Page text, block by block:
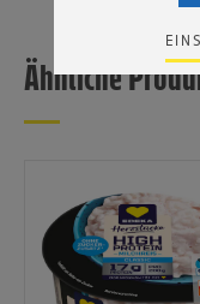
angemessenen
Risiko eines
genannten
Ähnliche